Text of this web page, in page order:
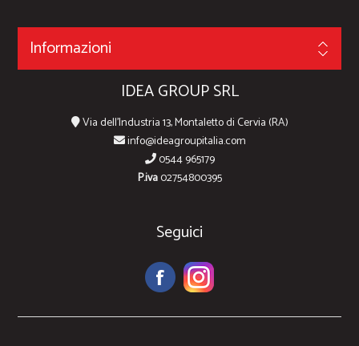
Informazioni
IDEA GROUP SRL
Via dell'Industria 13, Montaletto di Cervia (RA)
info@ideagroupitalia.com
0544 965179
P.iva02754800395
Seguici